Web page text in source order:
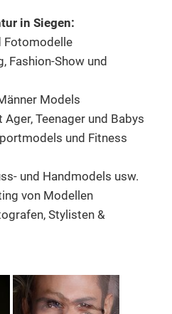
in Siegen:
Fotomodelle
Fashion-Show und
Models
Teenager und Babys
und Fitness
und Handmodels usw.
von Modellen
Stylisten &